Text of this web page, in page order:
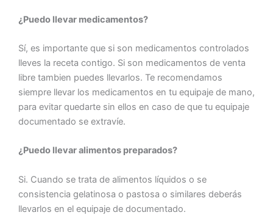
¿Puedo llevar medicamentos?
Sí, es importante que si son medicamentos controlados
lleves la receta contigo. Si son medicamentos de venta
libre tambien puedes llevarlos. Te recomendamos
siempre llevar los medicamentos en tu equipaje de mano,
para evitar quedarte sin ellos en caso de que tu equipaje
documentado se extravíe.
¿Puedo llevar alimentos preparados?
Si. Cuando se trata de alimentos líquidos o se
consistencia gelatinosa o pastosa o similares deberás
llevarlos en el equipaje de documentado.